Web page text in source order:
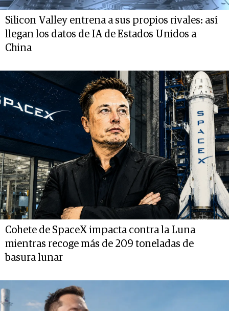
Silicon Valley entrena a sus propios rivales: así
llegan los datos de IA de Estados Unidos a
China
Cohete de SpaceX impacta contra la Luna
mientras recoge más de 209 toneladas de
basura lunar